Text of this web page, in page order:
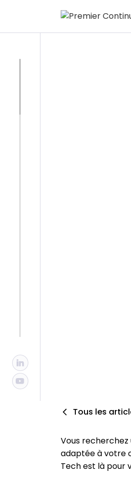
Tous les
Vous
adaptée à votre
Tech est là pour